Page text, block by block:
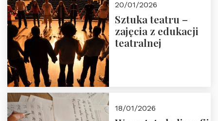
20/01/2026
Sztuka teatru –
zajęcia z edukacji
teatralnej
18/01/2026